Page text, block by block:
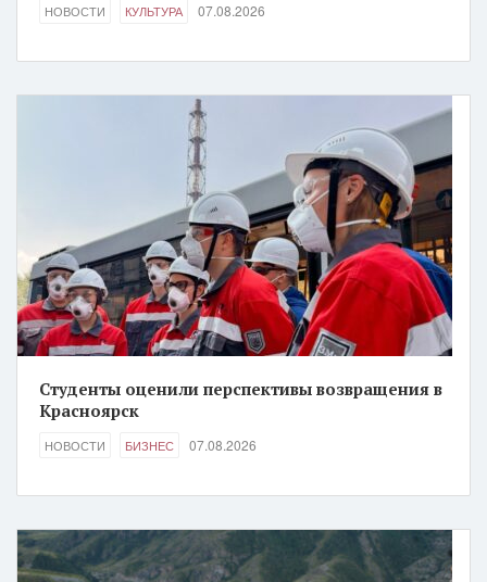
НОВОСТИ КУЛЬТУРА 07.08.2026
Студенты оценили перспективы возвращения в
Красноярск
НОВОСТИ БИЗНЕС 07.08.2026